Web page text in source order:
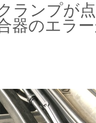
ランプが
器のエラ